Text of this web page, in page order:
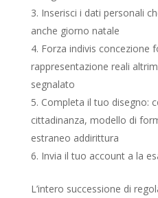
Inserisci i dati personali
anche giorno natale
Forza indivis concezione
rappresentazione reali
segnalato
Completa il tuo disegno:
cittadinanza, modello di
estraneo addirittura
Invia il tuo account a la
L’intero successione di